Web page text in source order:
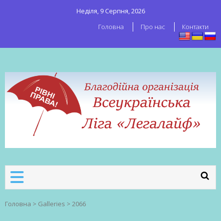
Неділя, 9 Серпня, 2026
Головна
Про нас Контакти
робітників
Головна > Galleries > 2066